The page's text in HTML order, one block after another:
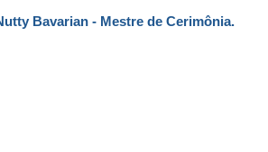
Bavarian - Mestre de Cerimônia.